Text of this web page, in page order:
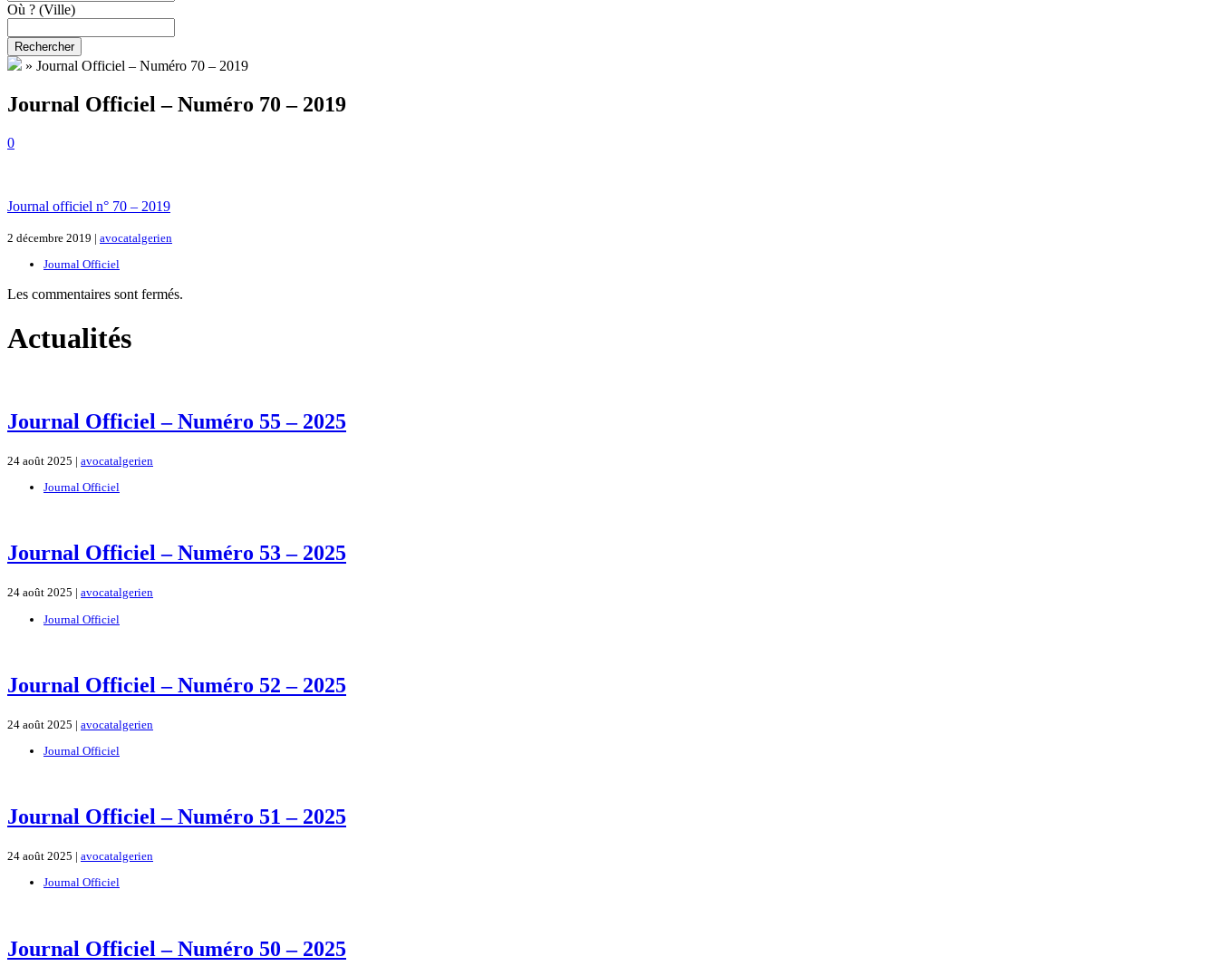
Où ? (Ville)
Rechercher
» Journal Officiel – Numéro 70 – 2019
Journal Officiel – Numéro 70 – 2019
0
Journal officiel n° 70 – 2019
2 décembre 2019 | avocatalgerien
Journal Officiel
Les commentaires sont fermés.
Actualités
Journal Officiel – Numéro 55 – 2025
24 août 2025 | avocatalgerien
Journal Officiel
Journal Officiel – Numéro 53 – 2025
24 août 2025 | avocatalgerien
Journal Officiel
Journal Officiel – Numéro 52 – 2025
24 août 2025 | avocatalgerien
Journal Officiel
Journal Officiel – Numéro 51 – 2025
24 août 2025 | avocatalgerien
Journal Officiel
Journal Officiel – Numéro 50 – 2025